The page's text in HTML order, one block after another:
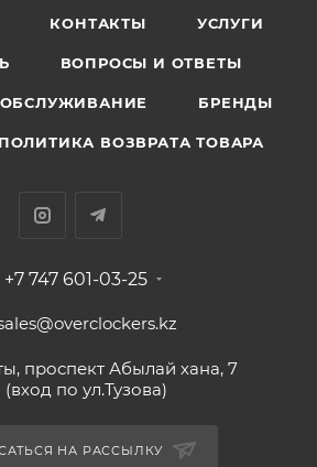
КОНТАКТЫ УСЛУГИ
ВОПРОСЫ И ОТВЕТЫ
БРЕНДЫ
ПОЛИТИКА ВОЗВРАТА ТОВАРА
+7 747 601-03-25
проспект Абылай хана, 7
(вход по ул.Тузова)
НА РАССЫЛКУ